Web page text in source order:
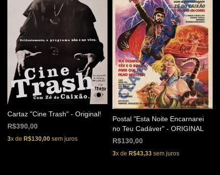
Cartaz "Cine Trash" - Original!
R$390,00
3x de R$130,00 sem juros
Postal "Esta Noite Encarnarei
no Teu Cadáver" - ORIGINAL
R$130,00
3x de R$43,33 sem juros